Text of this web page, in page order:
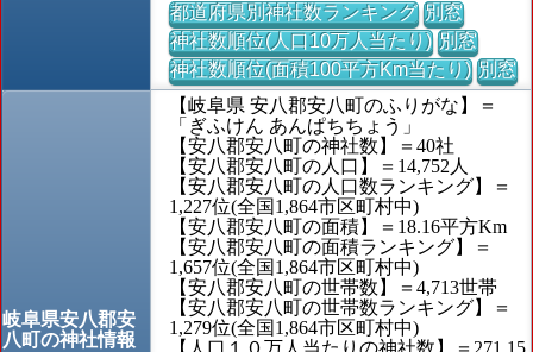
都道府県別神社数ランキング 別窓
神社数順位(人口10万人当たり) 別窓
神社数順位(面積100平方Km当たり) 別窓
岐阜県安八郡安
八町の神社情報
【岐阜県 安八郡安八町のふりがな】＝
「ぎふけん あんぱちちょう」
【安八郡安八町の神社数】＝40社
【安八郡安八町の人口】＝14,752人
【安八郡安八町の人口数ランキング】＝
1,227位(全国1,864市区町村中)
【安八郡安八町の面積】＝18.16平方Km
【安八郡安八町の面積ランキング】＝
1,657位(全国1,864市区町村中)
【安八郡安八町の世帯数】＝4,713世帯
【安八郡安八町の世帯数ランキング】＝
1,279位(全国1,864市区町村中)
【人口１０万人当たりの神社数】＝271.15